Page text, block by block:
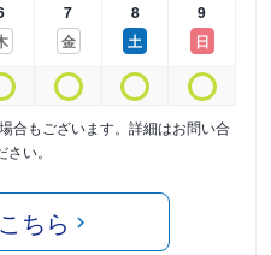
7
金
8
土
9
日
合もございます。詳細はお問い合
い。
ちら